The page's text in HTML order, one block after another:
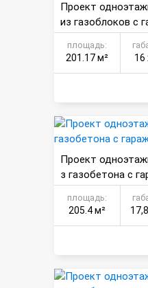
Проект
из газоблоков с
площадь:
201.17 м² 16
Проект
з газобетона с
площадь:
205.4 м²